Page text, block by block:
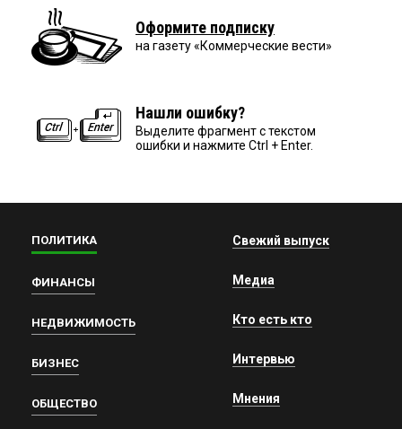
Оформите подписку
на газету «Коммерческие вести»
Нашли ошибку?
Выделите фрагмент с текстом
ошибки и нажмите Ctrl + Enter.
ПОЛИТИКА
ФИНАНСЫ
НЕДВИЖИМОСТЬ
БИЗНЕС
ОБЩЕСТВО
Свежий выпуск
Медиа
Кто есть кто
Интервью
Мнения